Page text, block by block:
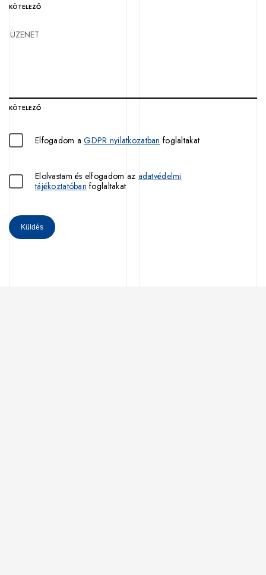
KÖTELEZŐ
KÖTELEZŐ
Elfogadom aGDPR nyilatkozatban foglaltakat
Elolvastam és elfogadom az adatvédelmi
tájékoztatóban foglaltakat
Küldés